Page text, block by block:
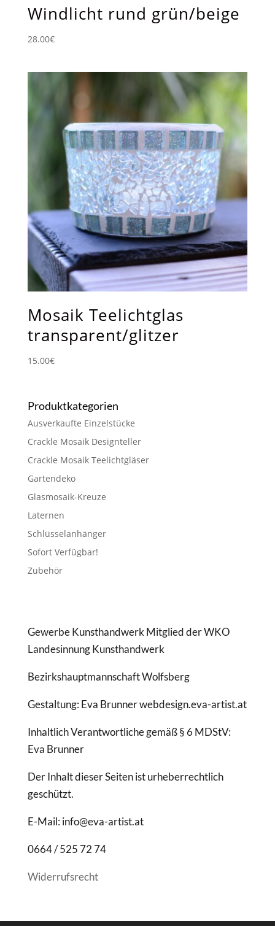
Windlicht rund grün/beige
28.00€
Mosaik Teelichtglas
transparent/glitzer
15.00€
Produktkategorien
Ausverkaufte Einzelstücke
Crackle Mosaik Designteller
Crackle Mosaik Teelichtgläser
Gartendeko
Glasmosaik-Kreuze
Laternen
Schlüsselanhänger
Sofort Verfügbar!
Zubehör
Gewerbe Kunsthandwerk Mitglied der WKO
Landesinnung Kunsthandwerk
Bezirkshauptmannschaft Wolfsberg
Gestaltung: Eva Brunner webdesign.eva-artist.at
Inhaltlich Verantwortliche gemäß § 6 MDStV:
Eva Brunner
Der Inhalt dieser Seiten ist urheberrechtlich
geschützt.
E-Mail: info@eva-artist.at
0664 / 525 72 74
Widerrufsrecht